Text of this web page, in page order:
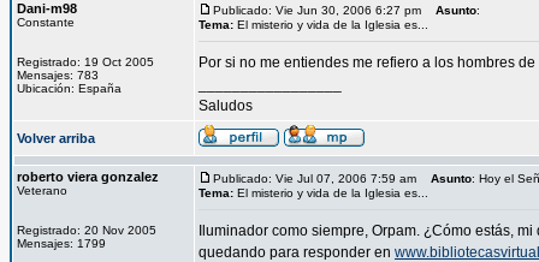
Dani-m98
Constante
Registrado: 19 Oct 2005
Mensajes: 783
Ubicación: España
Publicado: Vie Jun 30, 2006 6:27 pm Asunto:
Tema: El misterio y vida de la Iglesia es...
Por si no me entiendes me refiero a los hombres
Saludos
Volver arriba
roberto viera gonzalez
Veterano
Registrado: 20 Nov 2005
Mensajes: 1799
Publicado: Vie Jul 07, 2006 7:59 am Asunto: Hoy el
Tema: El misterio y vida de la Iglesia es...
Iluminador como siempre, Orpam. ¿Cómo estás,
quedando para responder en